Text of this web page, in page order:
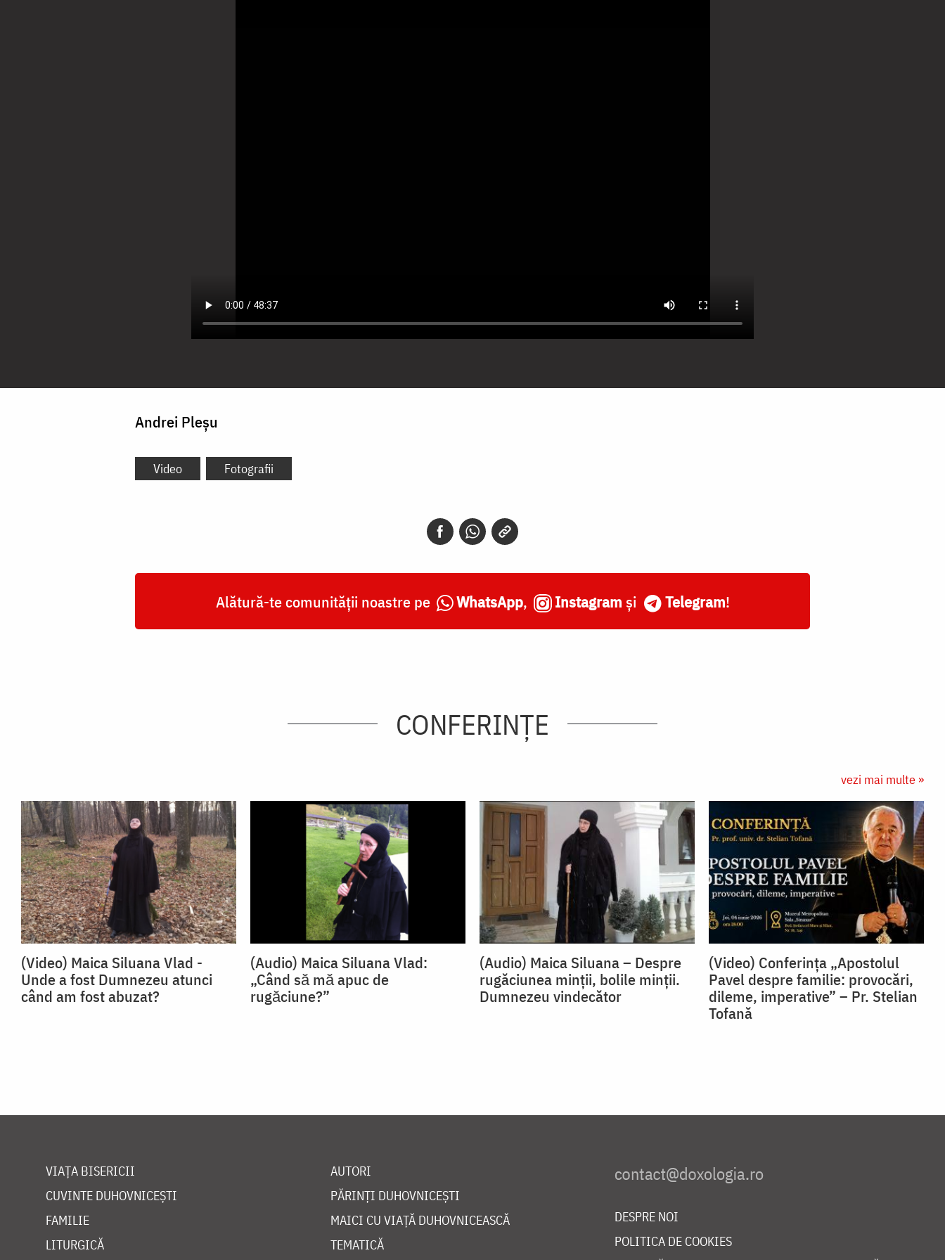
Andrei Pleșu
Video Fotografii
Alătură-te comunității noastre pe WhatsApp, Instagram și Telegram!
CONFERINȚE
vezi mai multe »
(Video) Maica Siluana Vlad -
Unde a fost Dumnezeu atunci
când am fost abuzat?
(Audio) Maica Siluana Vlad:
„Când să mă apuc de
rugăciune?”
(Audio) Maica Siluana – Despre
rugăciunea minții, bolile minții.
Dumnezeu vindecător
(Video) Conferința „Apostolul
Pavel despre familie: provocări,
dileme, imperative” – Pr. Stelian
Tofană
VIAȚA BISERICII
CUVINTE DUHOVNICEȘTI
FAMILIE
LITURGICĂ
AUTORI
PĂRINȚI DUHOVNICEȘTI
MAICI CU VIAȚĂ DUHOVNICEASCĂ
TEMATICĂ
DESPRE NOI
POLITICA DE COOKIES